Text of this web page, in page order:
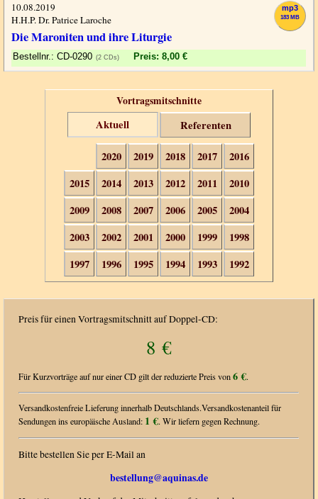
10.08.2019 mp3
183 MB
H.H.P. Dr. Patrice Laroche
Die Maroniten und ihre Liturgie
CD-0290 (2 CDs) Preis: 8,00 €
Vortragsmitschnitte
Aktuell Referenten
2020 2019 2018 2017
2016
2015
2014 2013 2012 2011
2010
2009
2008 2007 2006 2005
2004
2003
2002 2001 2000 1999
1998
1997
1996 1995 1994 1993 1992
Preis für einen Vortragsmitschnitt auf Doppel-CD:
8 €
Für Kurzvorträge auf nur einer CD gilt der reduzierte Preis von6 €.
Versandkostenfreie Lieferung innerhalb Deutschlands.Versandkostenanteil für
Sendungen ins europäische Ausland: 1 €. Wir liefern gegen Rechnung.
Bitte bestellen Sie per E-Mail an
bestellung@aquinas.de